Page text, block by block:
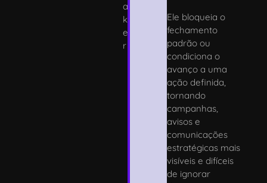
a
k
e
r
Ele bloqueia o
fechamento
padrão ou
condiciona o
avanço a uma
ação definida,
tornando
campanhas,
avisos e
comunicações
estratégicas mais
visíveis e difíceis
de ignorar